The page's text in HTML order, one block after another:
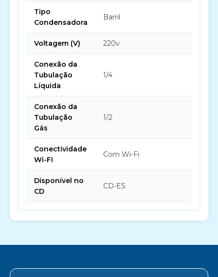
Tipo
Condensadora
Barril
Voltagem (V) 220v
Conexão da
Tubulação
Líquida
1/4
Conexão da
Tubulação
Gás
1/2
Conectividade
Wi-FI
Com Wi-Fi
Disponível no
CD
CD-ES